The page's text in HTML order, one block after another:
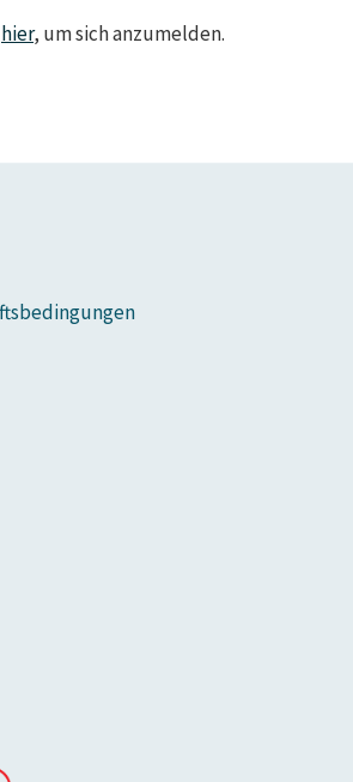
hier, um sich anzumelden.